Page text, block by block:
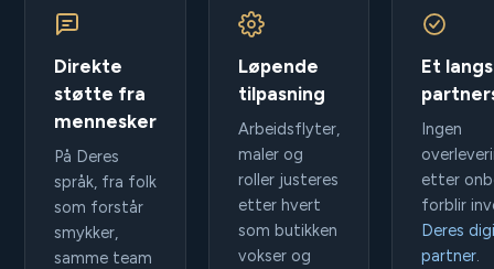
Direkte
støtte fra
mennesker
På Deres
språk, fra folk
som forstår
smykker,
samme team
Løpende
tilpasning
Arbeidsflyter,
maler og
roller justeres
etter hvert
som butikken
vokser og
Et
Ingen
etter
forblir
Deres
partner.